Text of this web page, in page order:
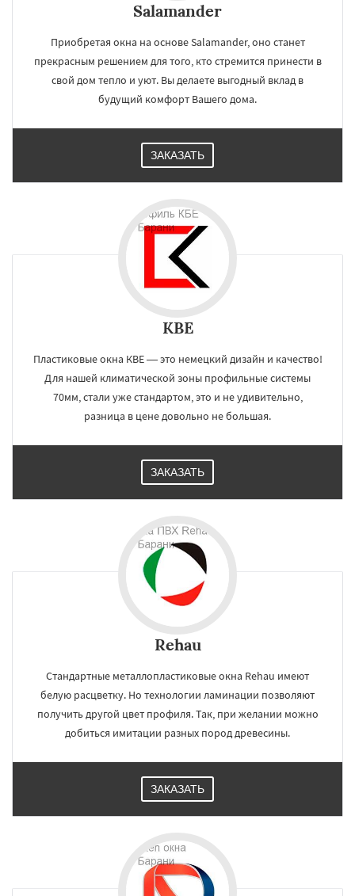
Salamander
Приобретая окна на основе Salamander, оно станет
прекрасным решением для того, кто стремится принести в
свой дом тепло и уют. Вы делаете выгодный вклад в
будущий комфорт Вашего дома.
ЗАКАЗАТЬ
KBE
Пластиковые окна КВЕ — это немецкий дизайн и качество!
Для нашей климатической зоны профильные системы
70мм, стали уже стандартом, это и не удивительно,
разница в цене довольно не большая.
ЗАКАЗАТЬ
Rehau
Стандартные металлопластиковые окна Rehau имеют
белую расцветку. Но технологии ламинации позволяют
получить другой цвет профиля. Так, при желании можно
добиться имитации разных пород древесины.
ЗАКАЗАТЬ